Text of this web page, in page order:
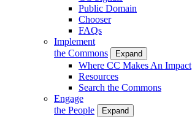
Public Domain
Chooser
FAQs
Implement
the Commons
Expand
Where CC Makes An Impact
Resources
Search the Commons
Engage
the People
Expand